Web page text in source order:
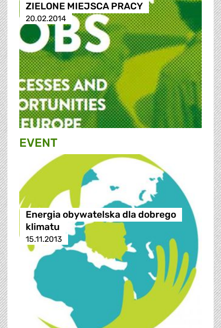
ZIELONE MIEJSCA PRACY
20.02.2014
EVENT
Energia obywatelska dla dobrego
klimatu
15.11.2013